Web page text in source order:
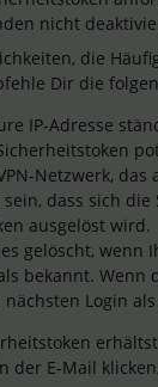
nicht
die
Dir die
IP-Adresse
Netzwerk,
sein, dass sich
ausgelöst wird.
gelöscht, wenn
bekannt. Wenn
nächsten Login
der E-Mail